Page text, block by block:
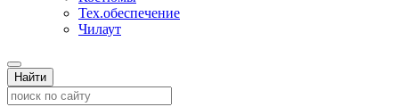
Тех.обеспечение
Чилаут
Найти